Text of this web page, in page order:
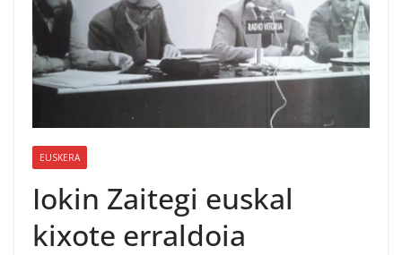
EUSKERA
Iokin Zaitegi euskal
kixote erraldoia